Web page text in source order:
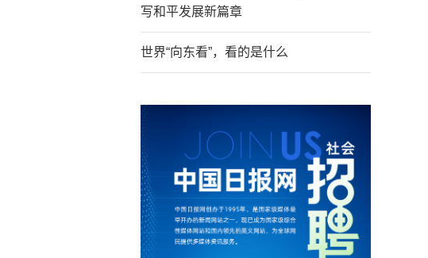
写和平发展新篇章
世界“向东看”，看的是什么